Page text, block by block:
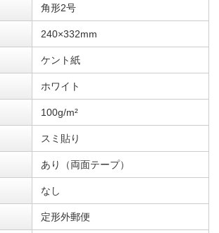
角形2号
240×332mm
ケント紙
ホワイト
100g/m²
スミ貼り
あり（両面テープ）
なし
定形外郵便